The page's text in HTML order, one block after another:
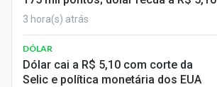
3 hora(s) atrás
DÓLAR
Dólar cai a R$ 5,10 com corte da
Selic e política monetária dos EUA